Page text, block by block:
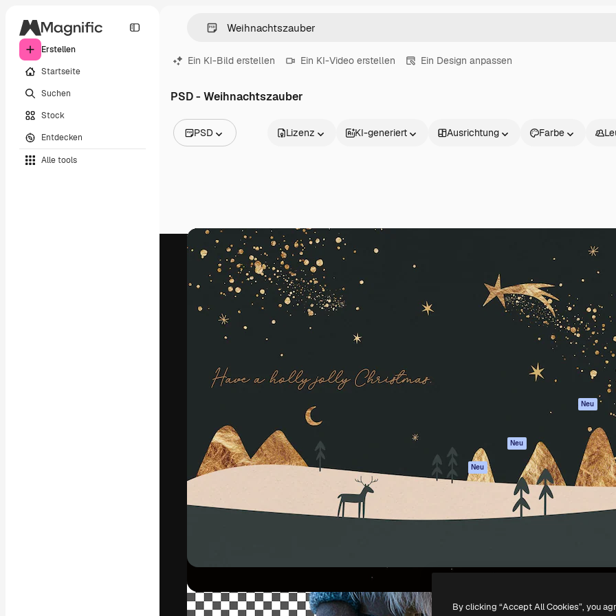
Erstellen
Startseite
Suchen
Stock
Entdecken
Alle tools
Ein KI-Bild erstellen Ein KI-Video erstellen Ein Design anpassen
PSD - Weihnachtszauber
PSD
Videos
Filmmaterial
Motion Graphics
Videovorlagen
Icons
3D-Modelle
Schriftarten
Lizenz KI-generiert Ausrichtung Farbe
Die kreative Plattform, um deine beste
Arbeit zu verwirklichen. Mehr als 1 Million
Abonnenten unter Kreativen, Unternehmen,
Deutsch
Claude/ChatGPT
Neu
Agenten Neu
API
Alle Magnific-Tools
Loslegen
Academy
Dokumentation
Support
AGB
Neu
Cookie-Richtlinie
Vertrauenszentrum
Partner
Unternehmen
By clicking “Accept All Cookies”, you